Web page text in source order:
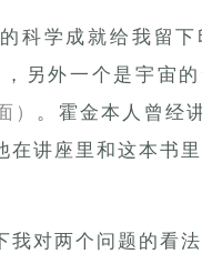
科学成就给我留
，另外一个是宇宙
） 。霍金本人曾经
在讲座里和这本书
我对两个问题的看